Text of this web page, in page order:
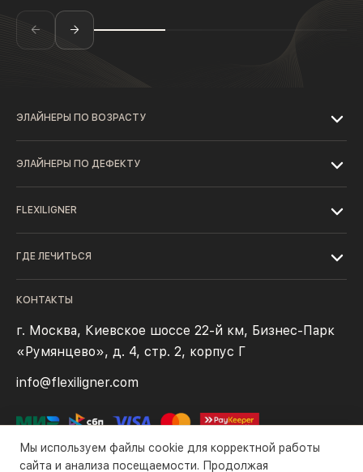
ЭЛАЙНЕРЫ ПО ВОЗРАСТУ
ЭЛАЙНЕРЫ ПО ДЕФЕКТУ
FLEXILIGNER
ГДЕ ЛЕЧИТЬСЯ
КОНТАКТЫ
г. Москва, Киевское шоссе 22-й км, Бизнес-Парк
«Румянцево», д. 4, стр. 2, корпус Г
info@flexiligner.com
Мы используем файлы cookie для корректной работы
сайта и анализа посещаемости. Продолжая